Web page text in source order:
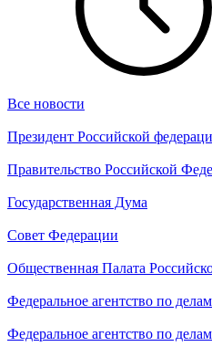
Все новости
Президент Российской
Правительство Российской
Государственная Дума
Совет Федерации
Общественная Палата
Федеральное агентство по
Федеральное агентство по